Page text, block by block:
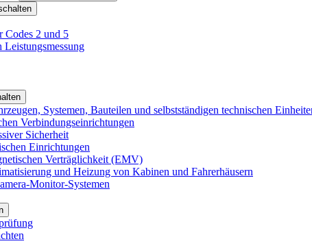
Codes 2 und 5
Systemen, Bauteilen und selbstständigen technischen
Verbindungseinrichtungen
Sicherheit
Einrichtungen
Verträglichkeit (EMV)
und Heizung von Kabinen und Fahrerhäusern
Monitor-Systemen